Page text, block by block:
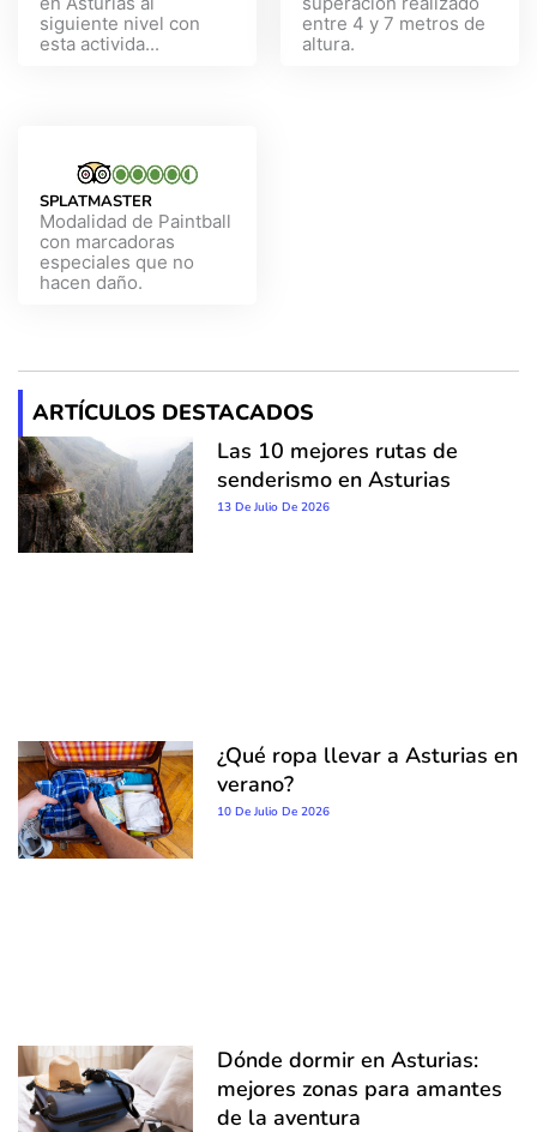
siguiente nivel con
esta activida...
entre 4 y 7 metros de
altura.
SPLATMASTER
Modalidad de Paintball
con marcadoras
especiales que no
hacen daño.
ARTÍCULOS DESTACADOS
Las 10 mejores rutas de
senderismo en Asturias
13 De Julio De 2026
¿Qué ropa llevar a Asturias en
verano?
10 De Julio De 2026
Dónde dormir en Asturias:
mejores zonas para amantes
de la aventura